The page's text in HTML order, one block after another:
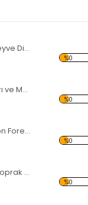
Karpuz ve Meyve Dilimleri Forex Tablo
%0
Gül Yaprakları ve Metal Forex Tablo
%0
Renkli Helezon Forex Tablo
%0
Hava-Ateş-Toprak Su Forex Tablo
%0